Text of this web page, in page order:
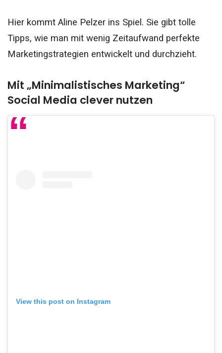
Hier kommt Aline Pelzer ins Spiel. Sie gibt tolle
Tipps, wie man mit wenig Zeitaufwand perfekte
Marketingstrategien entwickelt und durchzieht.
Mit „Minimalistisches Marketing“
Social Media clever nutzen
View this post on Instagram